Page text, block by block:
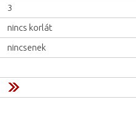
3
nincs korlát
nincsenek